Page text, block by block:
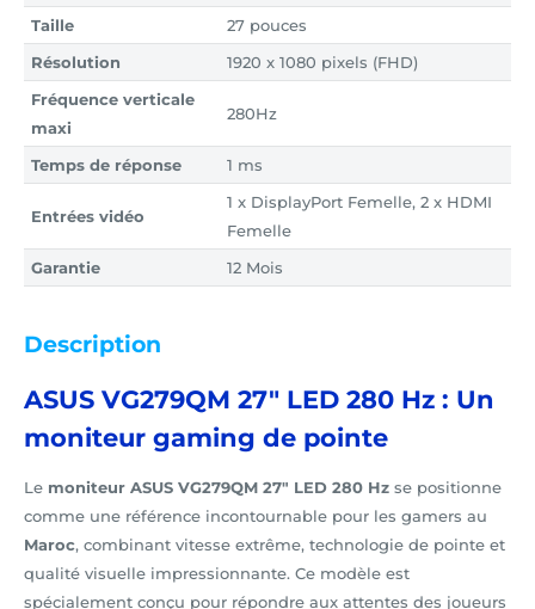
Taille
27 pouces
Résolution
1920 x 1080 pixels (FHD)
Fréquence verticale
maxi
280Hz
Temps de réponse 1 ms
Entrées vidéo
1 x DisplayPort Femelle, 2 x HDMI
Femelle
Garantie
12 Mois
Description
ASUS VG279QM 27" LED 280 Hz : Un
moniteur gaming de pointe
Le moniteur ASUS VG279QM 27" LED 280 Hz se positionne
comme une référence incontournable pour les gamers au
Maroc, combinant vitesse extrême, technologie de pointe et
qualité visuelle impressionnante. Ce modèle est
spécialement conçu pour répondre aux attentes des joueurs